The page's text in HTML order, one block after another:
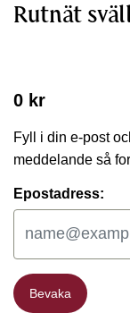
Rutnät
0 kr
Fyll i din e-post
meddelande så
Epostadress:
Bevaka
Bevaka